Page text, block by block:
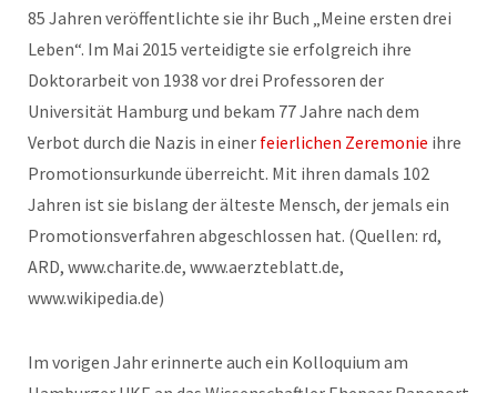
85 Jahren veröffentlichte sie ihr Buch „Meine ersten drei
Leben“. Im Mai 2015 verteidigte sie erfolgreich ihre
Doktorarbeit von 1938 vor drei Professoren der
Universität Hamburg und bekam 77 Jahre nach dem
Verbot durch die Nazis in einer feierlichen Zeremonie ihre
Promotionsurkunde überreicht. Mit ihren damals 102
Jahren ist sie bislang der älteste Mensch, der jemals ein
Promotionsverfahren abgeschlossen hat. (Quellen: rd,
ARD, www.charite.de, www.aerzteblatt.de,
www.wikipedia.de)
Im vorigen Jahr erinnerte auch ein Kolloquium am